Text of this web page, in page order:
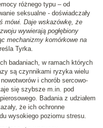
różnego typu – od
seksualne - doświadczały
mówi. Daje wskazówkę, że
wywierają pogłębiony
mechanizmy komórkowe na
Tyrka.
badaniach, w ramach których
są czynnikami ryzyka wielu
i chorób sercowo-
się szybsze m.in. pod
Badania z udziałem
że ich ochronne
wysokiego poziomu stresu.